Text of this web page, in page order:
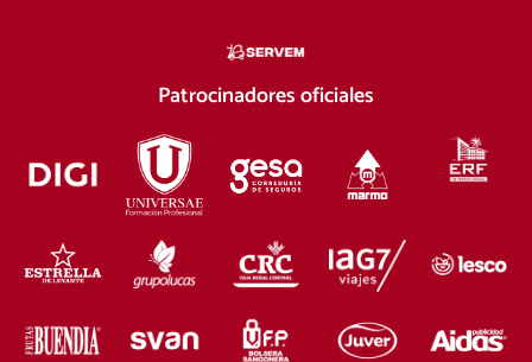
Patrocinadores oficiales